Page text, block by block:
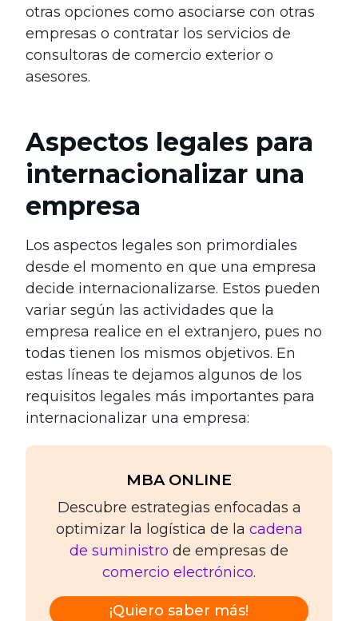
otras opciones como asociarse con otras
empresas o contratar los servicios de
consultoras de comercio exterior o
asesores.
Aspectos legales para
internacionalizar una
empresa
Los aspectos legales son primordiales
desde el momento en que una empresa
decide internacionalizarse. Estos pueden
variar según las actividades que la
empresa realice en el extranjero, pues no
todas tienen los mismos objetivos. En
estas líneas te dejamos algunos de los
requisitos legales más importantes para
internacionalizar una empresa:
MBA ONLINE
Descubre estrategias enfocadas a
optimizar la logística de la cadena
de suministro de empresas de
comercio electrónico.
¡Quiero saber más!